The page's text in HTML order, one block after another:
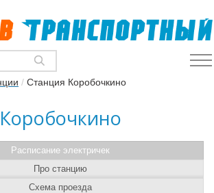
/ Станция Коробочкино
Расписание электричек
Про станцию
Схема проезда